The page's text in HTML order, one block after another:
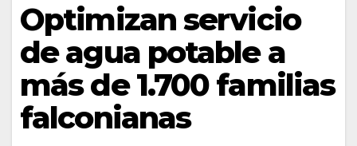
Optimizan servicio
de agua potable a
más de 1.700 familias
falconianas